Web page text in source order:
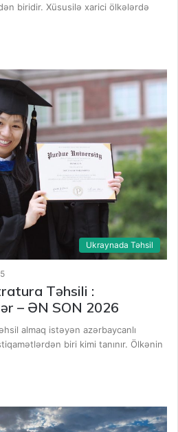
biridir. Xüsusilə xarici ölkələrdə
Ukraynada Təhsil
Təhsili :
– ƏN SON 2026
almaq istəyən azərbaycanlı
biri kimi tanınır. Ölkənin